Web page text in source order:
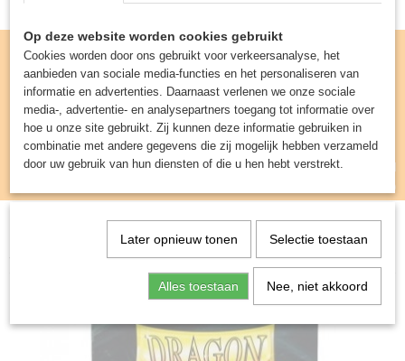
Inloggen Registreren
UW WINKELWAGEN
(0)
Ruilkaarten>Accessoires
Dragon Shield -
Sleeves Dual Matte: Gooseberry (100 Stuks)
Op deze website worden cookies gebruikt
Cookies worden door ons gebruikt voor verkeersanalyse, het
aanbieden van sociale media-functies en het personaliseren van
informatie en advertenties. Daarnaast verlenen we onze sociale
media-, advertentie- en analysepartners toegang tot informatie over
hoe u onze site gebruikt. Zij kunnen deze informatie gebruiken in
combinatie met andere gegevens die zij mogelijk hebben verzameld
door uw gebruik van hun diensten of die u hen hebt verstrekt.
Later opnieuw tonen Selectie toestaan
Alles toestaan Nee, niet akkoord